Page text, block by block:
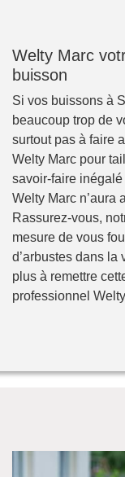
Welty Marc
buisson
Si vos buissons à
beaucoup trop de
surtout pas à faire
Welty Marc pour
savoir-faire
Welty Marc n’aura
Rassurez-vous,
mesure de vous
d’arbustes dans la
plus à remettre
professionnel